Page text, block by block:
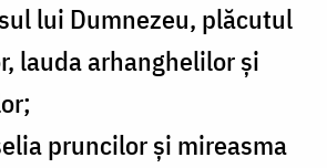
lui Dumnezeu, plăcutul
lauda arhanghelilor și
pruncilor și mireasma